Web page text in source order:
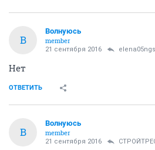
В
Волнуюсь
member
21 сентября 2016 elena05ngs
Нет
ОТВЕТИТЬ
В
Волнуюсь
member
21 сентября 2016